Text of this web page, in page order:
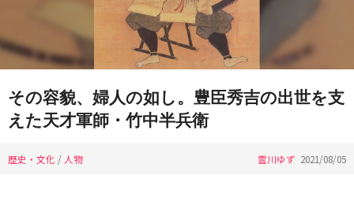
その容貌、婦人の如し。豊臣秀吉の出世を支
えた天才軍師・竹中半兵衛
歴史・文化 / 人物 雲川ゆず 2021/08/05